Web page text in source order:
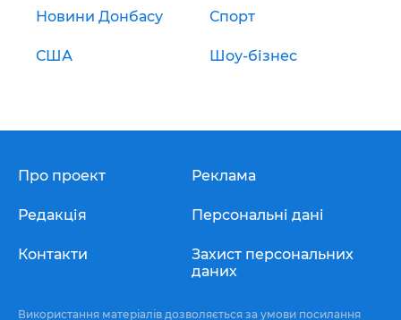
Новини Донбасу Спорт
США Шоу-бізнес
Про проект
Редакція
Контакти
Реклама
Персональні дані
Захист персональних
даних
Використання матеріалів дозволяється за умови посилання